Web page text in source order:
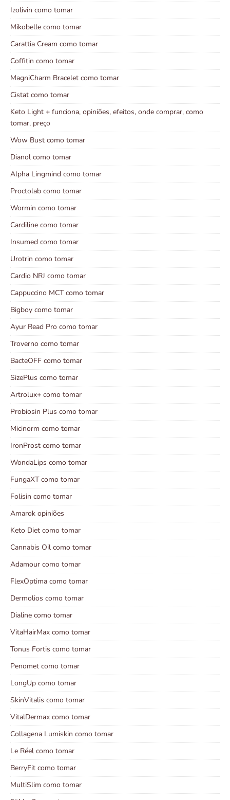
Izolivin como tomar
Mikobelle como tomar
Carattia Cream como tomar
Coffitin como tomar
MagniCharm Bracelet como tomar
Cistat como tomar
Keto Light + funciona, opiniões, efeitos, onde comprar, como
tomar, preço
Wow Bust como tomar
Dianol como tomar
Alpha Lingmind como tomar
Proctolab como tomar
Wormin como tomar
Cardiline como tomar
Insumed como tomar
Urotrin como tomar
Cardio NRJ como tomar
Cappuccino MCT como tomar
Bigboy como tomar
Ayur Read Pro como tomar
Troverno como tomar
BacteOFF como tomar
SizePlus como tomar
Artrolux+ como tomar
Probiosin Plus como tomar
Micinorm como tomar
IronProst como tomar
WondaLips como tomar
FungaXT como tomar
Folisin como tomar
Amarok opiniões
Keto Diet como tomar
Cannabis Oil como tomar
Adamour como tomar
FlexOptima como tomar
Dermolios como tomar
Dialine como tomar
VitaHairMax como tomar
Tonus Fortis como tomar
Penomet como tomar
LongUp como tomar
SkinVitalis como tomar
VitalDermax como tomar
Collagena Lumiskin como tomar
Le Réel como tomar
BerryFit como tomar
MultiSlim como tomar